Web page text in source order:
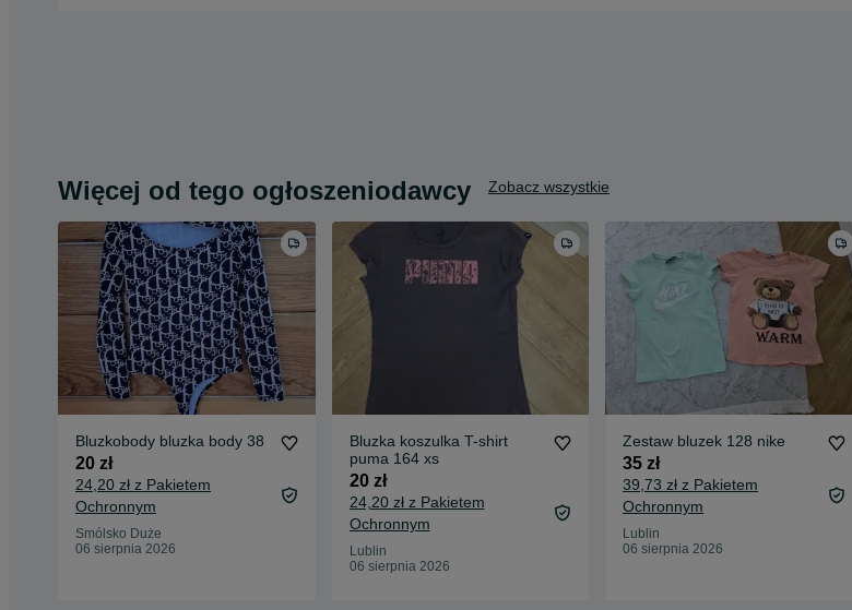
Więcej od tego ogłoszeniodawcy Zobacz wszystkie
Bluzkobody bluzka body 38
20 zł
24,20 zł z Pakietem
Ochronnym
Smólsko Duże
06 sierpnia 2026
Bluzka koszulka T-shirt
puma 164 xs
20 zł
24,20 zł z Pakietem
Ochronnym
Lublin
06 sierpnia 2026
Zestaw bluzek 128 nike
35 zł
39,73 zł z Pakietem
Ochronnym
Lublin
06 sierpnia 2026